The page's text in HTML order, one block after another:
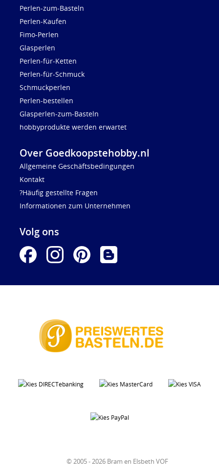
Perlen-zum-Basteln
Perlen-Kaufen
Fimo-Perlen
Glasperlen
Perlen-für-Ketten
Perlen-für-Schmuck
Schmuckperlen
Perlen-bestellen
Glasperlen-zum-Basteln
hobbyprodukte werden erwartet
Over Goedkoopstehobby.nl
Allgemeine Geschäftsbedingungen
Kontakt
?Häufig gestellte Fragen
Informationen zum Unternehmen
Volg ons
© 2005 - 2026 Bram en Elsbeth VOF